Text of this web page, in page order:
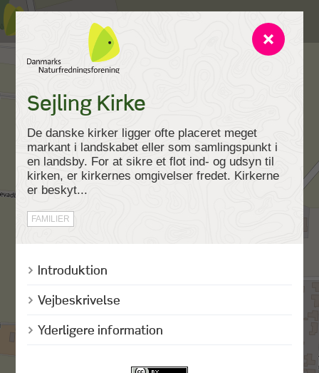
Sejling Kirke
De danske kirker ligger ofte placeret meget
markant i landskabet eller som samlingspunkt i
en landsby. For at sikre et flot ind- og udsyn til
kirken, er kirkernes omgivelser fredet. Kirkerne
er beskyt...
FAMILIER
Introduktion
Vejbeskrivelse
Yderligere information